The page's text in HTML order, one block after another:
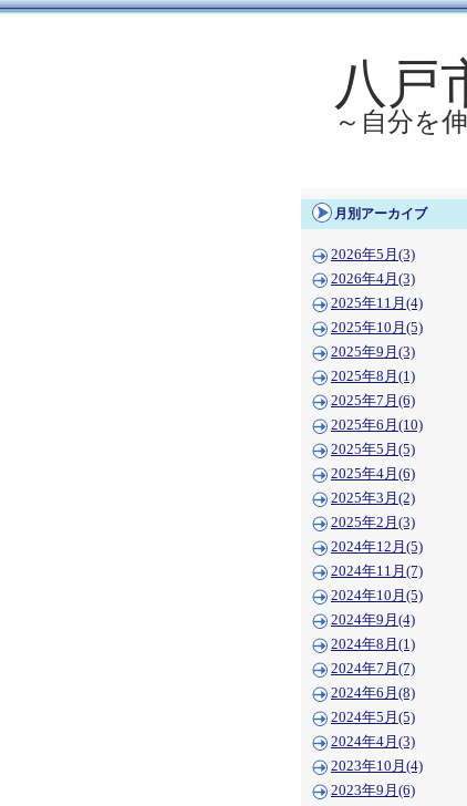
八戸
～自分を
月別アーカイブ
2026年5月(3)
2026年4月(3)
2025年11月(4)
2025年10月(5)
2025年9月(3)
2025年8月(1)
2025年7月(6)
2025年6月(10)
2025年5月(5)
2025年4月(6)
2025年3月(2)
2025年2月(3)
2024年12月(5)
2024年11月(7)
2024年10月(5)
2024年9月(4)
2024年8月(1)
2024年7月(7)
2024年6月(8)
2024年5月(5)
2024年4月(3)
2023年10月(4)
2023年9月(6)